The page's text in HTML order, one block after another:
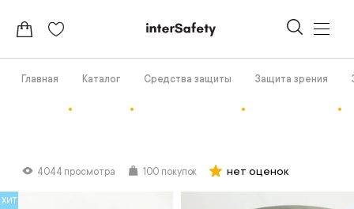
Главная Каталог Средства защиты Защита зрения
4044 просмотра 100 покупок нет оценок
ХИТ